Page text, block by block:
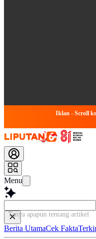
Iklan - Scroll
Menu
Tanya apapun tentang artikel
Berita UtamaCek Fakta